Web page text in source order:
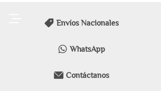
Envíos Nacionales
WhatsApp
Contáctanos